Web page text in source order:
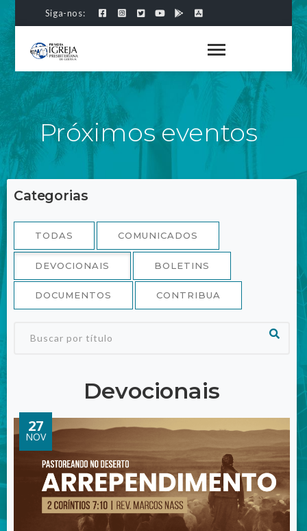
Siga-nos:
Próximos eventos
Categorias
TODAS COMUNICADOS
DEVOCIONAIS BOLETINS
DOCUMENTOS CONTRIBUA
Devocionais
27
NOV